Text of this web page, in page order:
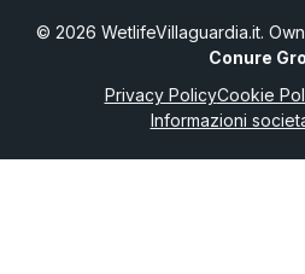
© 2026 WetlifeVillaguardia.it.
Conure
Privacy PolicyCookie
Informazioni